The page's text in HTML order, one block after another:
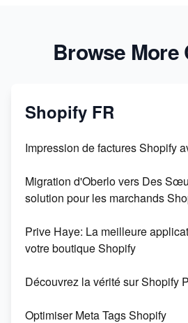
Browse More
Shopify FR
Impression de factures Shopify
Migration d'Oberlo vers Des
solution pour les marchands
Prive Haye: La meilleure
votre boutique Shopify
Découvrez la vérité sur Shopify
Optimiser Meta Tags Shopify